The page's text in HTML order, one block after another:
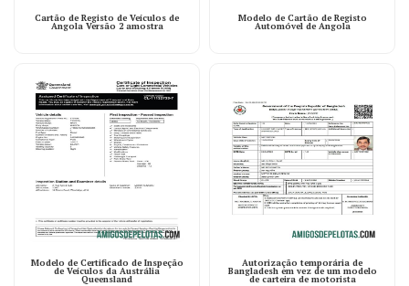
Cartão de Registo de Veículos de
Angola Versão 2 amostra
Modelo de Cartão de Registo
Automóvel de Angola
Modelo de Certificado de Inspeção
de Veículos da Austrália
Queensland
Autorização temporária de
Bangladesh em vez de um modelo
de carteira de motorista